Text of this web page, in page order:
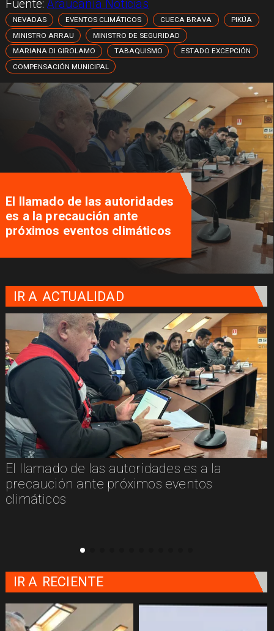
Fuente:Araucanía Noticias
NEVADAS EVENTOS CLIMÁTICOS CUECA BRAVA
PIKÚA
MINISTRO ARRAU
MINISTRO DE SEGURIDAD
MARIANA DI GIROLAMO
TABAQUISMO
ESTADO EXCEPCIÓN
COMPENSACIÓN MUNICIPAL
El llamado de las autoridades
es a la precaución ante
próximos eventos climáticos
IR A ACTUALIDAD
El llamado de las autoridades es a la
precaución ante próximos eventos
climáticos
IR A RECIENTE